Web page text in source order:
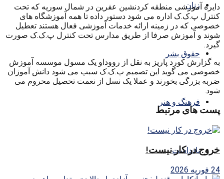
زنان
حقوق بشر
فرهنگ و هنر
یادداشت
دایره آموزشی منطقه کردنشین عفرین در شمال سوریه که تحت
کنترل پ.ک.ک اداره می شود دستور داده تا همه آموزشگاه های
خصوصی که در زمینه ارائه خدمات آموزشی فعال هستند تعطیل
شوند و آموزش صرفا از طریق مدارس تحت کنترل پ.ک.ک صورت
گیرد.
به گزارش کورد پاریز به نقل از رووداو یک مسول موسسه آموزش
خصوصی می گوید این تصمیم پ.ک.ک سبب می شود دانش آموزان
ضربه بزرگی بخورند و عملا یک نسل از نعمت تحصیل محروم می
شود.
پست های مرتبط
خروج در کار نیست!
24 فوریه 2026